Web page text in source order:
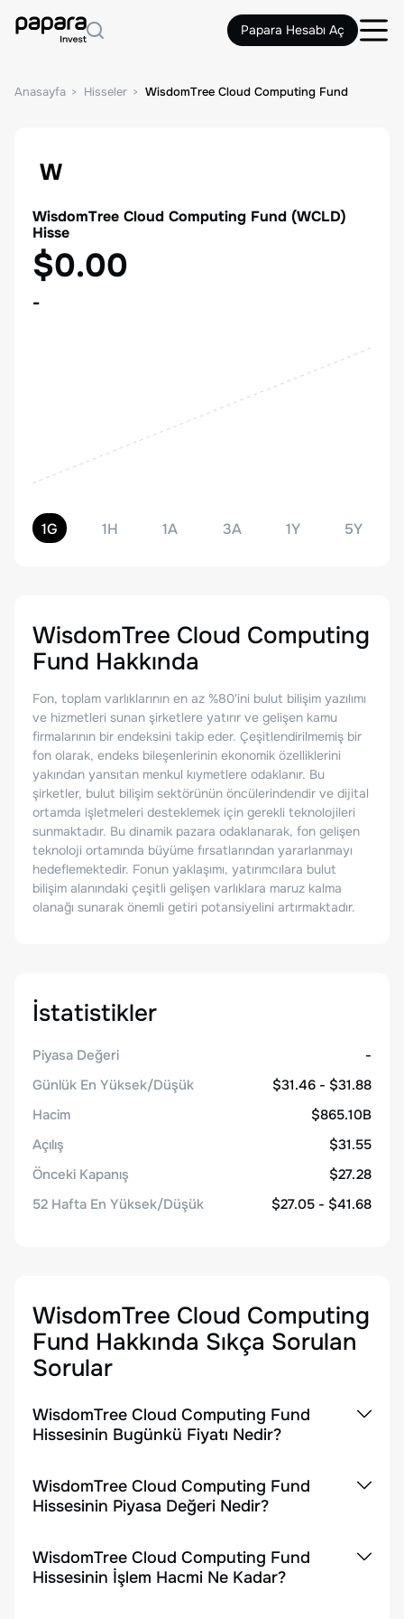
Papara Hesabı Aç
Anasayfa Hisseler WisdomTree Cloud Computing Fund
W
WisdomTree Cloud Computing Fund (WCLD)
Hisse
$0.00
-
1G 1H 1A 3A 1Y 5Y
WisdomTree Cloud Computing
Fund Hakkında
Fon, toplam varlıklarının en az %80'ini bulut bilişim yazılımı
ve hizmetleri sunan şirketlere yatırır ve gelişen kamu
firmalarının bir endeksini takip eder. Çeşitlendirilmemiş bir
fon olarak, endeks bileşenlerinin ekonomik özelliklerini
yakından yansıtan menkul kıymetlere odaklanır. Bu
şirketler, bulut bilişim sektörünün öncülerindendir ve dijital
ortamda işletmeleri desteklemek için gerekli teknolojileri
sunmaktadır. Bu dinamik pazara odaklanarak, fon gelişen
teknoloji ortamında büyüme fırsatlarından yararlanmayı
hedeflemektedir. Fonun yaklaşımı, yatırımcılara bulut
bilişim alanındaki çeşitli gelişen varlıklara maruz kalma
olanağı sunarak önemli getiri potansiyelini artırmaktadır.
İstatistikler
Piyasa Değeri
-
Günlük En Yüksek/Düşük
$31.46 - $31.88
Hacim
$865.10B
Açılış
$31.55
Önceki Kapanış
$27.28
52 Hafta En Yüksek/Düşük
$27.05 - $41.68
WisdomTree Cloud Computing
Fund Hakkında Sıkça Sorulan
Sorular
WisdomTree Cloud Computing Fund
Hissesinin Bugünkü Fiyatı Nedir?
WisdomTree Cloud Computing Fund
Hissesinin Piyasa Değeri Nedir?
WisdomTree Cloud Computing Fund
Hissesinin İşlem Hacmi Ne Kadar?